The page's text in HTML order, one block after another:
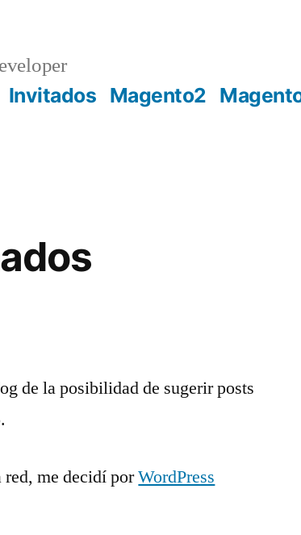
Invitados Magento2
de la posibilidad de sugerir posts
red, me decidí porWordPress